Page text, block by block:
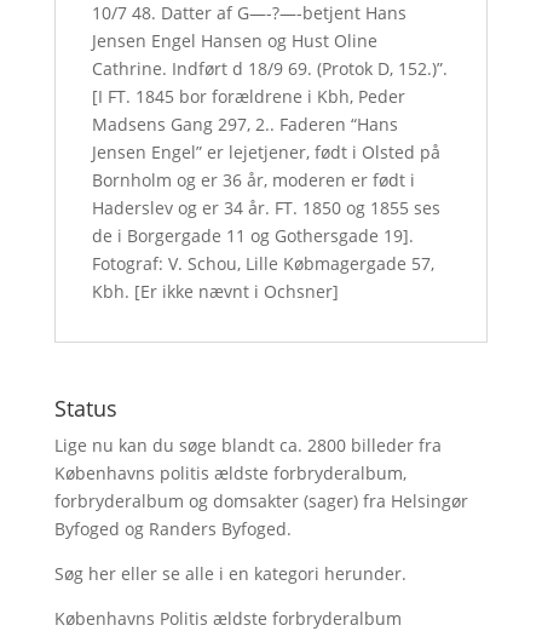
10/7 48. Datter af G—-?—-betjent Hans
Jensen Engel Hansen og Hust Oline
Cathrine. Indført d 18/9 69. (Protok D, 152.)”.
[I FT. 1845 bor forældrene i Kbh, Peder
Madsens Gang 297, 2.. Faderen “Hans
Jensen Engel” er lejetjener, født i Olsted på
Bornholm og er 36 år, moderen er født i
Haderslev og er 34 år. FT. 1850 og 1855 ses
de i Borgergade 11 og Gothersgade 19].
Fotograf: V. Schou, Lille Købmagergade 57,
Kbh. [Er ikke nævnt i Ochsner]
Status
Lige nu kan du søge blandt ca. 2800 billeder fra
Københavns politis ældste forbryderalbum,
forbryderalbum og domsakter (sager) fra Helsingør
Byfoged og Randers Byfoged.
Søg hereller se alle i en kategori herunder.
Københavns Politis ældste forbryderalbum